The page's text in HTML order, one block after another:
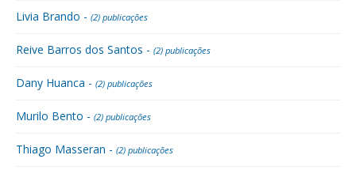
Livia Brando - (2) publicações
Reive Barros dos Santos - (2) publicações
Dany Huanca - (2) publicações
Murilo Bento - (2) publicações
Thiago Masseran - (2) publicações